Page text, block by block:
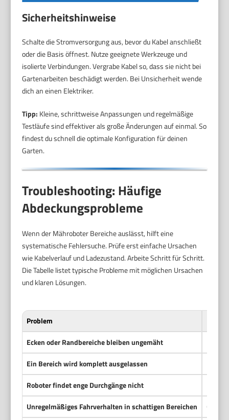
Sicherheitshinweise
Schalte die Stromversorgung aus, bevor du Kabel anschließt
oder die Basis öffnest. Nutze geeignete Werkzeuge und
isolierte Verbindungen. Vergrabe Kabel so, dass sie nicht bei
Gartenarbeiten beschädigt werden. Bei Unsicherheit wende
dich an einen Elektriker.
Tipp: Kleine, schrittweise Anpassungen und regelmäßige
Testläufe sind effektiver als große Änderungen auf einmal. So
findest du schnell die optimale Konfiguration für deinen
Garten.
Troubleshooting: Häufige
Abdeckungsprobleme
Wenn der Mähroboter Bereiche auslässt, hilft eine
systematische Fehlersuche. Prüfe erst einfache Ursachen
wie Kabelverlauf und Ladezustand. Arbeite Schritt für Schritt.
Die Tabelle listet typische Probleme mit möglichen Ursachen
und klaren Lösungen.
Problem
Ecken oder Randbereiche bleiben ungemäht
Ein Bereich wird komplett ausgelassen
Roboter findet enge Durchgänge nicht
Unregelmäßiges Fahrverhalten in schattigen Bereichen
GPS-